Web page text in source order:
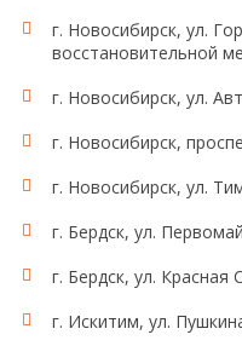
г. Новосибирск, ул.
восстановительной
г. Новосибирск, ул.
г. Новосибирск,
г. Новосибирск, ул.
г. Бердск, ул.
г. Бердск, ул. Красная
г. Искитим, ул.